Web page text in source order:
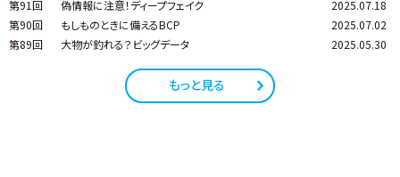
第91回
偽情報に注意！ディープフェイク
2025.07.18
第90回
もしものときに備えるBCP
2025.07.02
第89回
大物が釣れる？ビッグデータ 2025.05.30
もっと見る